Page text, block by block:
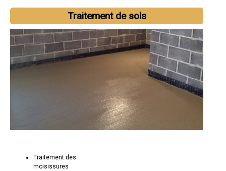
Traitement de sols
Traitement des
moisissures